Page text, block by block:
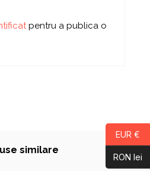
pentru a publica o
similare
EUR €
RON lei